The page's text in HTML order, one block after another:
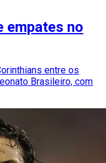
empates no
entre os
Brasileiro, com